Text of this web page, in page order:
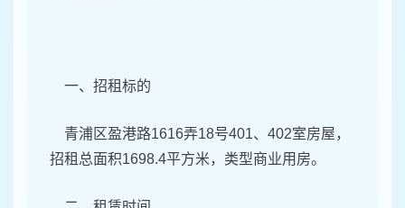
一、招租标的
青浦区盈港路1616弄18号401、402室房屋，
招租总面积1698.4平方米，类型商业用房。